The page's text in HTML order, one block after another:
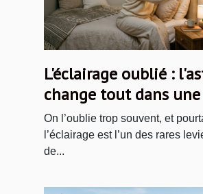
L'éclairage oublié :
change tout dans
chambre
On l’oublie trop souvent, et
l’éclairage est l’un des rares
de...